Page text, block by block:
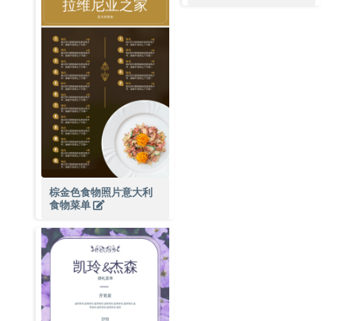
棕金色食物照片意大利
食物菜单